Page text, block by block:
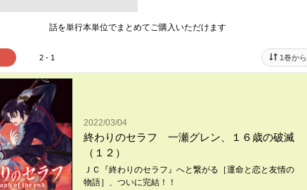
話を単行本単位でまとめてご購入いただけます
2 - 1 1巻から
2022/03/04
終わりのセラフ 一瀬グレン、１６歳の破滅
（１２）
ＪＣ『終わりのセラフ』へと繋がる［運命と恋と友情の
物語］、ついに完結！！